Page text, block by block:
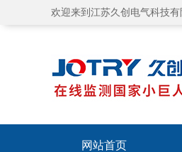
欢迎来到江苏久创电气科技有
网站首页